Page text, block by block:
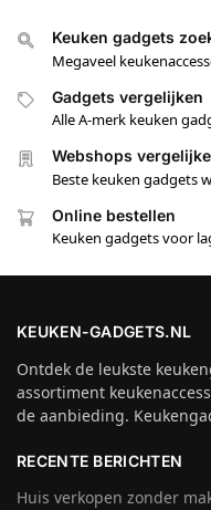
Keuken gadgets
Megaveel
Gadgets vergelijken
Alle A-merk keuken
Webshops
Beste keuken gadgets
Online bestellen
Keuken gadgets voor
KEUKEN-GADGETS.NL
Ontdek de leukste
assortiment
de aanbieding.
RECENTE BERICHTEN
Huis verkopen zonder